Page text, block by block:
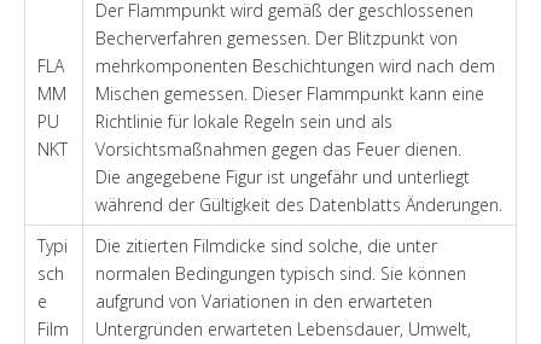
FLA
MM
PU
NKT
Der Flammpunkt wird gemäß der geschlossenen
Becherverfahren gemessen. Der Blitzpunkt von
mehrkomponenten Beschichtungen wird nach dem
Mischen gemessen. Dieser Flammpunkt kann eine
Richtlinie für lokale Regeln sein und als
Vorsichtsmaßnahmen gegen das Feuer dienen.
Die angegebene Figur ist ungefähr und unterliegt
während der Gültigkeit des Datenblatts Änderungen.
Typi
sch
e
Film
Die zitierten Filmdicke sind solche, die unter
normalen Bedingungen typisch sind. Sie können
aufgrund von Variationen in den erwarteten
Untergründen erwarteten Lebensdauer, Umwelt,